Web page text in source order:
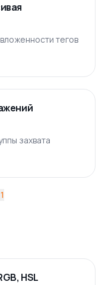
тегов
захвата
1
HSL